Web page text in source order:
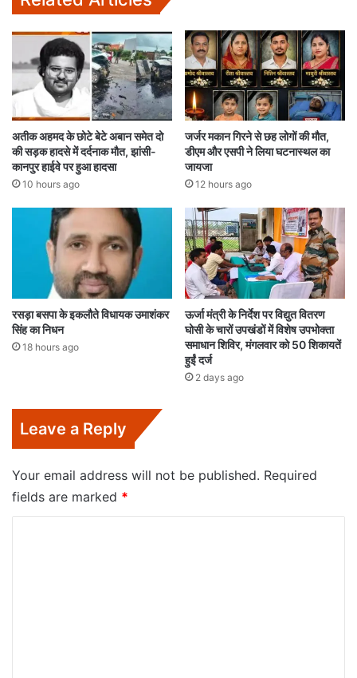
अतीक अहमद के छोटे बेटे अबान समेत दो
की सड़क हादसे में दर्दनाक मौत, झांसी-
कानपुर हाईवे पर हुआ हादसा
10 hours ago
जर्जर मकान गिरने से छह लोगों की मौत,
डीएम और एसपी ने लिया घटनास्थल का
जायजा
12 hours ago
रसड़ा बसपा के इकलौते विधायक उमाशंकर
सिंह का निधन
18 hours ago
ऊर्जा मंत्री के निर्देश पर विद्युत वितरण
घोसी के चारों उपखंडों में विशेष उपभोक्ता
समाधान शिविर, मंगलवार को 50 शिकायतें
हुईं दर्ज
2 days ago
Leave a Reply
Your email address will not be published. Required
fields are marked *